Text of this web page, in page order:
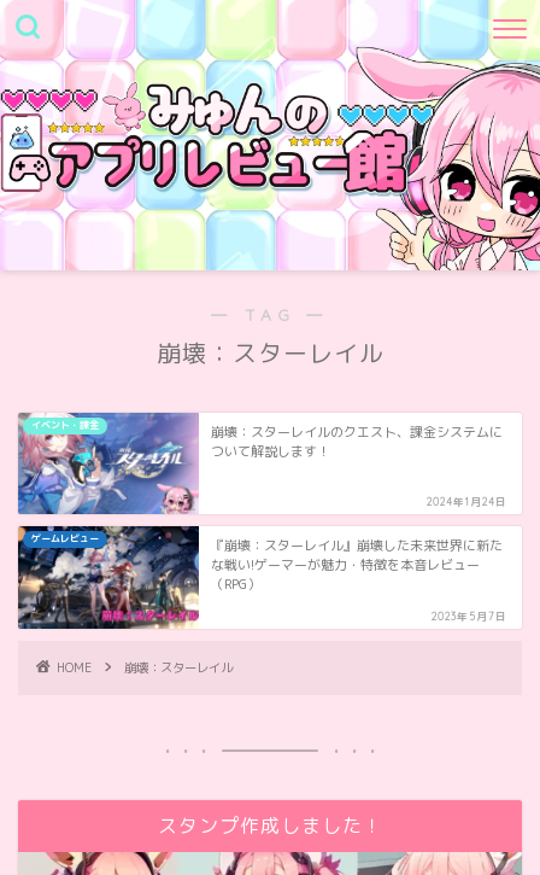
― TAG ―
崩壊：スターレイル
イベント・課金
崩壊：スターレイルのクエスト、課金システムに
ついて解説します！
2024年1月24日
ゲームレビュー
『崩壊：スターレイル』崩壊した未来世界に新た
な戦い!ゲーマーが魅力・特徴を本音レビュー
（RPG）
2023年5月7日
HOME 崩壊：スターレイル
スタンプ作成しました！